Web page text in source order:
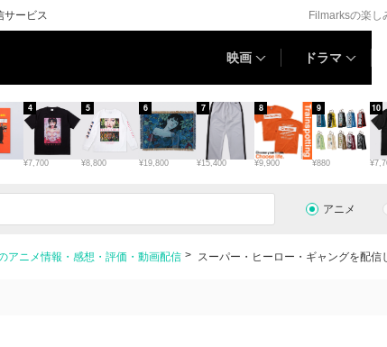
サービス Filmarksの楽し
映画 ドラマ
¥7,700
4
¥8,800
5
¥19,800
6
¥15,400
7
¥9,900
8
¥880
9 10
アニメ
アニメ情報・感想・評価・動画配信 スーパー・ヒーロー・ギャングを配信